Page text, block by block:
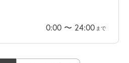
0:00 〜 24:00 まで